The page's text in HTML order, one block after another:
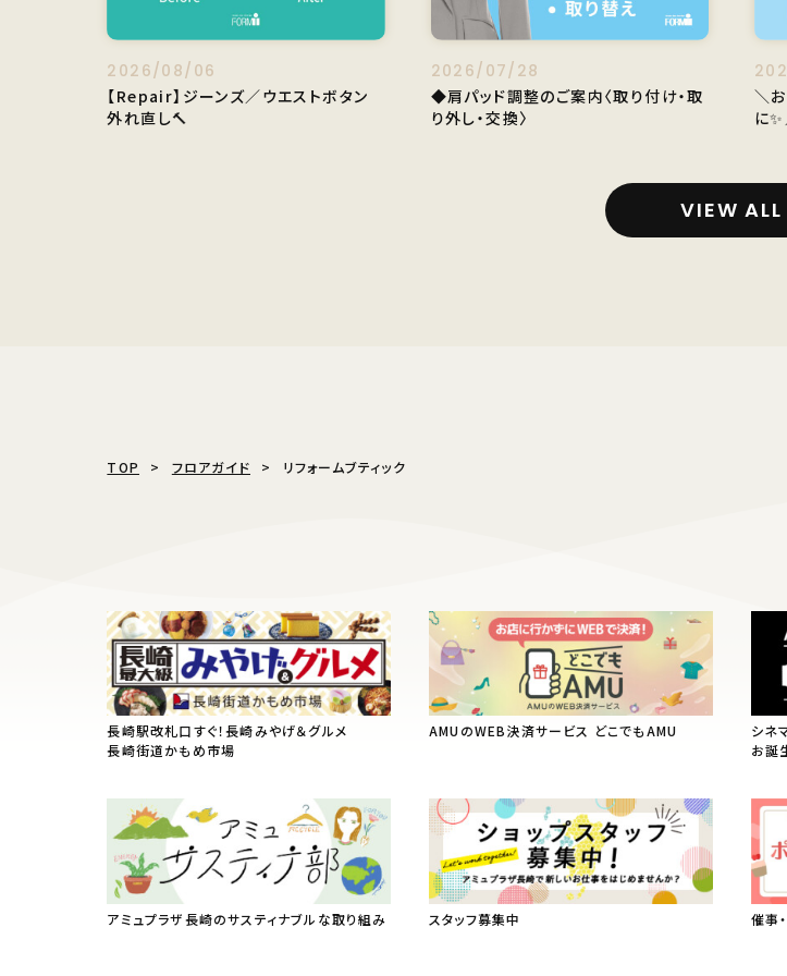
2026/08/06
【Repair】ジーンズ／ウエストボタン
外れ直し🔨
2026/07/28
◆肩パッド調整のご案内〈取り付け・取
り外し・交換〉
＼
に
VIEW ALL
TOP フロアガイド リフォームブティック
長崎駅改札口すぐ！長崎みやげ＆グルメ
長崎街道かもめ市場
AMUのWEB決済サービス どこでもAMU
シネ
お誕
アミュプラザ長崎のサスティナブルな取り組み スタッフ募集中 催事